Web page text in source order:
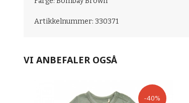
Artikkelnummer: 330371
VI ANBEFALER OGSÅ
-40%